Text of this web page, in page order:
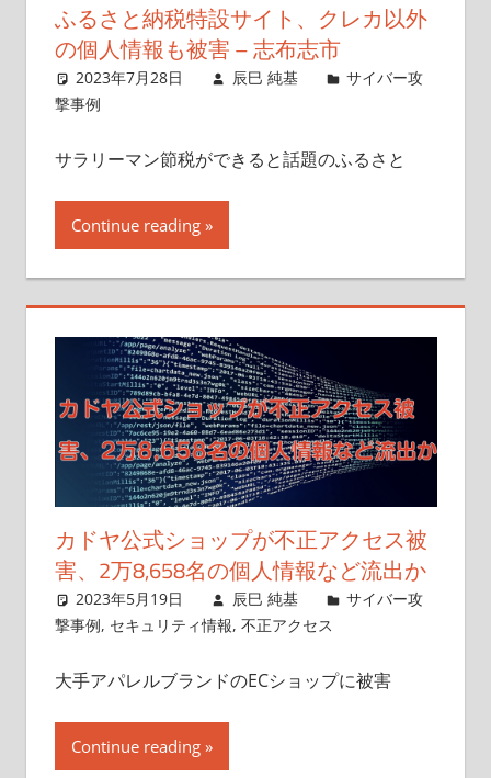
ふるさと納税特設サイト、クレカ以外
の個人情報も被害 – 志布志市
2023年7月28日 辰巳 純基
サイバー攻
撃事例
サラリーマン節税ができると話題のふるさと
Continue reading
カドヤ公式ショップが不正アクセス被
害、2万8,658名の個人情報など流出か
2023年5月19日 辰巳 純基
サイバー攻
撃事例, セキュリティ情報, 不正アクセス
大手アパレルブランドのECショップに被害
Continue reading